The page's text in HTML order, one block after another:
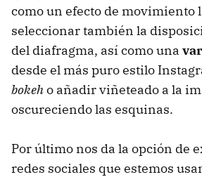
como un efecto de movimiento
seleccionar también la
del diafragma, así como una
desde el más puro estilo
bokeho añadir viñeteado a la
oscureciendo las esquinas.
Por último nos da la opción de
redes sociales que estemos